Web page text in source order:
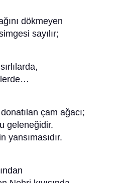
dökmeyen
sayılır;
çam ağacı;
geleneğidir.
yansımasıdır.